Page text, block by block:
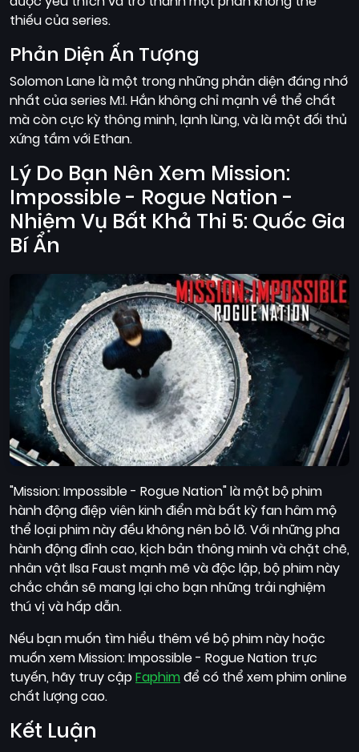
thiếu của series.
Phản Diện Ấn Tượng
Solomon Lane là một trong những phản diện đáng nhớ
nhất của series M:I. Hắn không chỉ mạnh về thể chất
mà còn cực kỳ thông minh, lạnh lùng, và là một đối thủ
xứng tầm với Ethan.
Lý Do Bạn Nên Xem Mission:
Impossible - Rogue Nation -
Nhiệm Vụ Bất Khả Thi 5: Quốc Gia
Bí Ẩn
"Mission: Impossible - Rogue Nation" là một bộ phim
hành động điệp viên kinh điển mà bất kỳ fan hâm mộ
thể loại phim này đều không nên bỏ lỡ. Với những pha
hành động đỉnh cao, kịch bản thông minh và chặt chẽ,
nhân vật Ilsa Faust mạnh mẽ và độc lập, bộ phim này
chắc chắn sẽ mang lại cho bạn những trải nghiệm
thú vị và hấp dẫn.
Nếu bạn muốn tìm hiểu thêm về bộ phim này hoặc
muốn xem Mission: Impossible - Rogue Nation trực
tuyến, hãy truy cậpFaphimđể có thể xem phim online
chất lượng cao.
Kết Luận